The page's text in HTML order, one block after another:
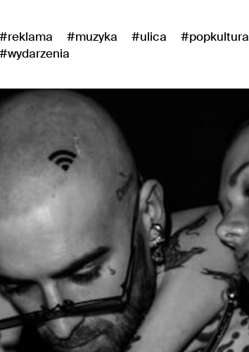
#reklama #muzyka #ulica
#popkultura
#wydarzenia